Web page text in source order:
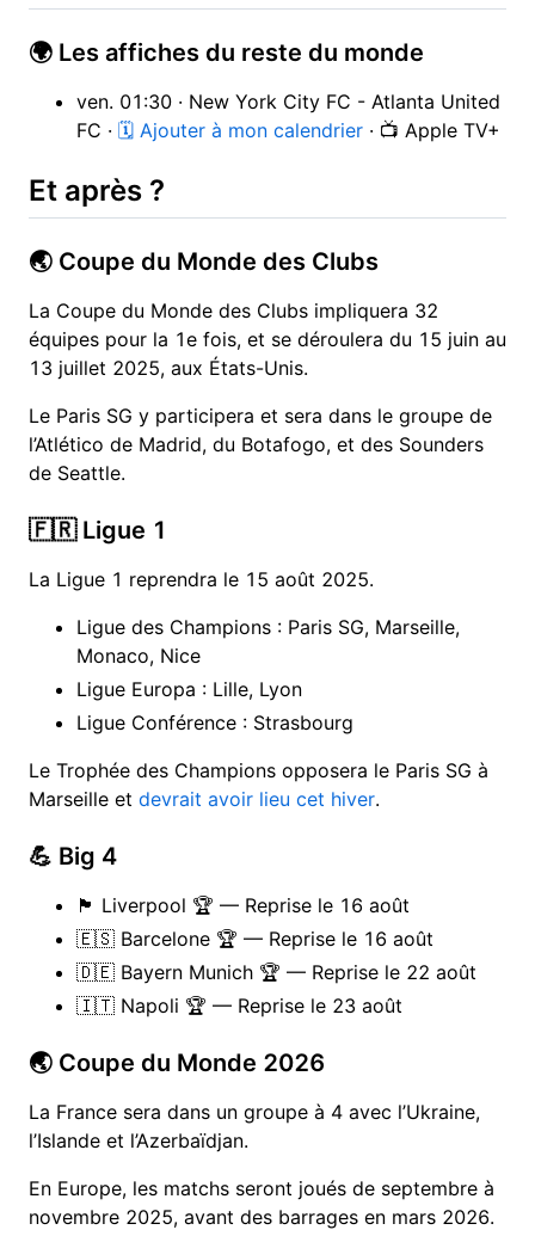
🌍 Les affiches du reste du monde
ven. 01:30 · New York City FC - Atlanta United
FC · 🗓 Ajouter à mon calendrier · 📺 Apple TV+
Et après ?
🌏 Coupe du Monde des Clubs
La Coupe du Monde des Clubs impliquera 32
équipes pour la 1e fois, et se déroulera du 15 juin au
13 juillet 2025, aux États-Unis.
Le Paris SG y participera et sera dans le groupe de
l’Atlético de Madrid, du Botafogo, et des Sounders
de Seattle.
🇫🇷 Ligue 1
La Ligue 1 reprendra le 15 août 2025.
Ligue des Champions : Paris SG, Marseille,
Monaco, Nice
Ligue Europa : Lille, Lyon
Ligue Conférence : Strasbourg
Le Trophée des Champions opposera le Paris SG à
Marseille et devrait avoir lieu cet hiver.
💪 Big 4
🏴󠁧󠁢󠁥󠁮󠁧󠁿 Liverpool 🏆 — Reprise le 16 août
🇪🇸 Barcelone 🏆 — Reprise le 16 août
🇩🇪 Bayern Munich 🏆 — Reprise le 22 août
🇮🇹 Napoli 🏆 — Reprise le 23 août
🌏 Coupe du Monde 2026
La France sera dans un groupe à 4 avec l’Ukraine,
l’Islande et l’Azerbaïdjan.
En Europe, les matchs seront joués de septembre à
novembre 2025, avant des barrages en mars 2026.